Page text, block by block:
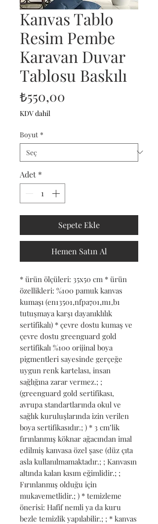
Kanvas Tablo
Resim Pembe
Karavan Duvar
Tablosu Baskılı
₺550,00
KDV dahil
Boyut *
Adet *
Sepete Ekle
Hemen Satın Al
* ürün ölçüleri: 35x50 cm * ürün
özellikleri: %100 pamuk kanvas
kumaşı (en13501,nfpa701,m1,b1
tutuşmaya karşı dayanıklılık
sertifikalı) * çevre dostu kumaş ve
çevre dostu greenguard gold
sertifikalı %100 orijinal boya
pigmentleri sayesinde gerçeğe
uygun renk kartelası, insan
sağlığına zarar vermez.; ;
(greenguard gold sertifikası,
avrupa standartlarında okul ve
sağlık kuruluşlarında izin verilen
boya sertifikasıdır.; ) * 3 cm’lik
fırınlanmış köknar ağacından imal
edilmiş kanvasa özel şase (düz çıta
asla kullanılmamaktadır.; ; Kanvasın
altında kalan kısım eğimlidir.; ;
Fırınlanmış olduğu için
mukavemetlidir.; ) * temizleme
önerisi: Hafif nemli ya da kuru
bezle temizlik yapılabilir.; ; * kanvas